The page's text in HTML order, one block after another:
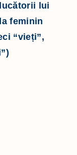
lui
feminin
“vieți”,